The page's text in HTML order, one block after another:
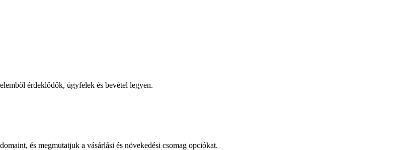
érdeklődők, ügyfelek és bevétel legyen.
és megmutatjuk a vásárlási és növekedési csomag opciókat.